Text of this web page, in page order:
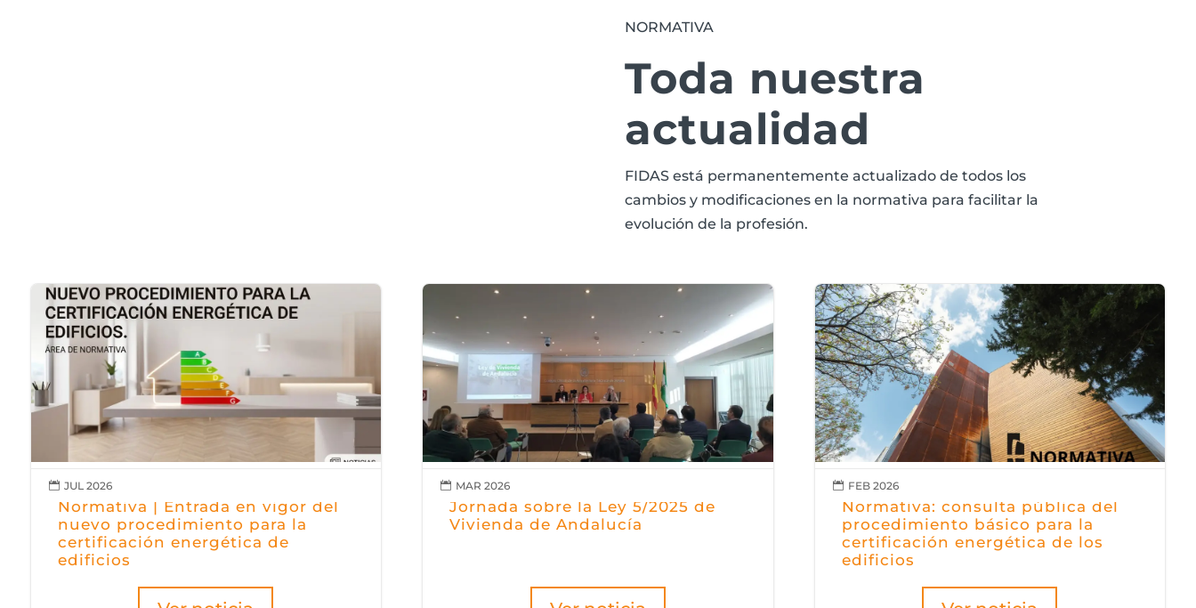
NORMATIVA
Toda nuestra
actualidad
FIDAS está permanentemente actualizado de todos los
cambios y modificaciones en la normativa para facilitar la
evolución de la profesión.
Normativa | Entrada en vigor del
nuevo procedimiento para la
certificación energética de
edificios
 JUL 2026
Jornada sobre la Ley 5/2025 de
Vivienda de Andalucía
 MAR 2026
Normativa: consulta pública del
procedimiento básico para la
certificación energética de los
edificios
 FEB 2026